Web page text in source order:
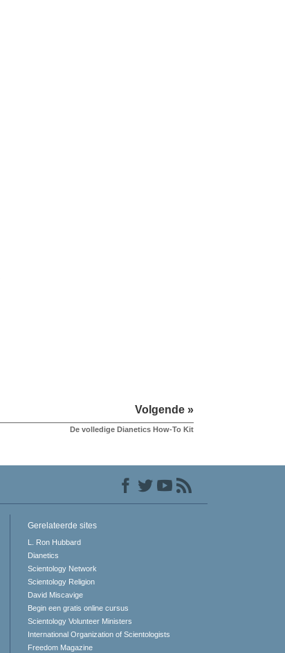
Volgende »
De volledige Dianetics How-To Kit
Gerelateerde sites
L. Ron Hubbard
Dianetics
Scientology Network
Scientology Religion
David Miscavige
Begin een gratis online cursus
Scientology Volunteer Ministers
International Organization of Scientologists
Freedom Magazine